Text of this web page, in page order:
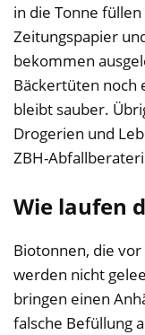
in die Tonne
Zeitungspapier
bekommen
Bäckertüten noch
bleibt sauber.
Drogerien und
ZBH-
Wie laufen
Biotonnen, die
werden nicht
bringen einen
falsche Befüllung